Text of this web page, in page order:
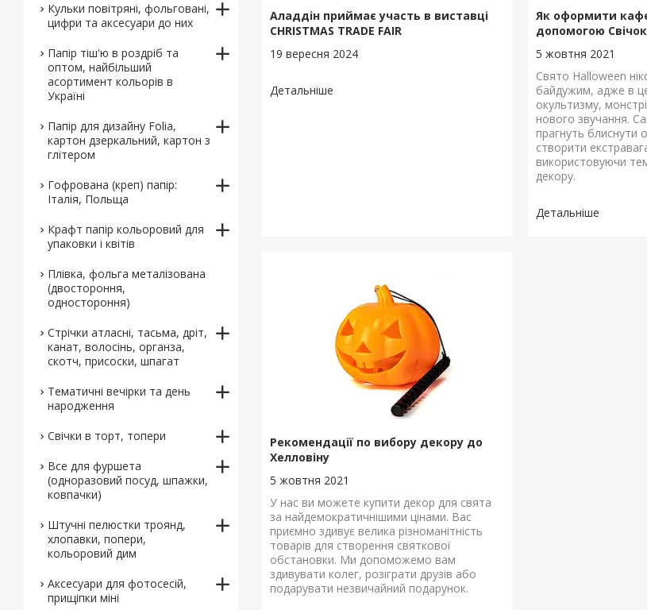
Аладдін приймає участь в виставці
CHRISTMAS TRADE FAIR
19 вересня 2024
Як оформити
допомогою Свічок
5 жовтня 2021
Свято Halloween
байдужим, адже в
окультизму,
нового звучання.
прагнуть блиснути
створити
використовуючи
декору.
Рекомендації по вибору декору до
Хелловіну
5 жовтня 2021
У нас ви можете купити декор для свята
за найдемократичнішими цінами. Вас
приємно здивує велика різноманітність
товарів для створення святкової
обстановки. Ми допоможемо вам
здивувати колег, розіграти друзів або
подарувати незвичайний подарунок.
Кульки повітряні, фольговані,
цифри та аксесуари до них
Папір тіш'ю в роздріб та
оптом, найбільший
асортимент кольорів в
Україні
Папір для дизайну Folia,
картон дзеркальний, картон з
глітером
Гофрована (креп) папір:
Італія, Польща
Крафт папір кольоровий для
упаковки і квітів
Плівка, фольга металізована
(двостороння,
одностороння)
Стрічки атласні, тасьма, дріт,
канат, волосінь, органза,
скотч, присоски, шпагат
Тематичні вечірки та день
народження
Свічки в торт, топери
Все для фуршета
(одноразовий посуд, шпажки,
ковпачки)
Штучні пелюстки троянд,
хлопавки, попери,
кольоровий дим
Аксесуари для фотосесій,
прищіпки міні